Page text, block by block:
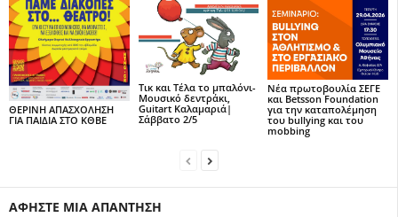
ΘΕΡΙΝΗ ΑΠΑΣΧΟΛΗΣΗ
ΓΙΑ ΠΑΙΔΙΑ ΣΤΟ ΚΘΒΕ
Τικ και Τέλα το μπαλόνι-
Μουσικό δεντράκι,
Guitart Καλαμαριά|
Σάββατο 2/5
Νέα πρωτοβουλία ΣΕΓΕ
και Betsson Foundation
για την καταπολέμηση
του bullying και του
mobbing
ΑΦΗΣΤΕ ΜΙΑ ΑΠΑΝΤΗΣΗ